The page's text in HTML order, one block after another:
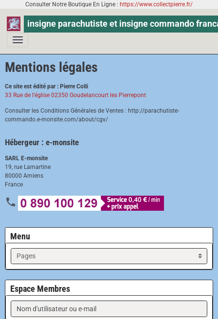
Consulter Notre Boutique En Ligne : https://www.collectpierre.fr/
insigne parachutiste et insigne commando
Mentions légales
Ce site est édité par : Pierre Colli
33 Rue de l'église 02350 Goudelancourt les Pierrepont
Consulter les Conditions Générales de Ventes : http://parachutiste-
commando.e-monsite.com/about/cgv/
Hébergeur : e-monsite
SARL E-monsite
19, rue Lamartine
80000 Amiens
France
Menu
Espace Membres